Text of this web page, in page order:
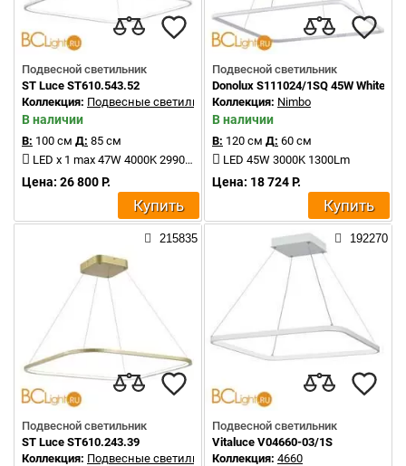
Подвесной светильник
ST Luce ST610.543.52
Коллекция: Подвесные светильники
В наличии
В: 100 см Д: 85 см
LED x 1 max 47W 4000K 2990Lm
Цена: 26 800 Р.
Купить
Подвесной светильник
Donolux S111024/1SQ 45W White In
Коллекция: Nimbo
В наличии
В: 120 см Д: 60 см
LED 45W 3000K 1300Lm
Цена: 18 724 Р.
Купить
215835
Подвесной светильник
ST Luce ST610.243.39
Коллекция: Подвесные светильники
192270
Подвесной светильник
Vitaluce V04660-03/1S
Коллекция: 4660